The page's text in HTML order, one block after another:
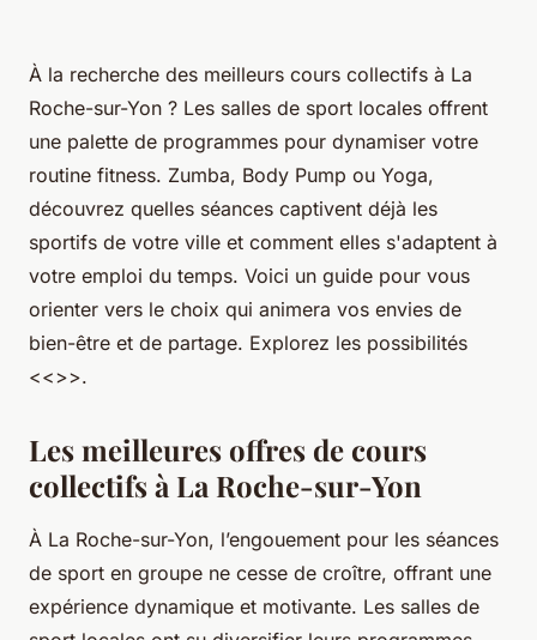
À la recherche des meilleurs cours collectifs à La
Roche-sur-Yon ? Les salles de sport locales offrent
une palette de programmes pour dynamiser votre
routine fitness. Zumba, Body Pump ou Yoga,
découvrez quelles séances captivent déjà les
sportifs de votre ville et comment elles s'adaptent à
votre emploi du temps. Voici un guide pour vous
orienter vers le choix qui animera vos envies de
bien-être et de partage. Explorez les possibilités
<<>>.
Les meilleures offres de cours
collectifs à La Roche-sur-Yon
À La Roche-sur-Yon, l’engouement pour les séances
de sport en groupe ne cesse de croître, offrant une
expérience dynamique et motivante. Les salles de